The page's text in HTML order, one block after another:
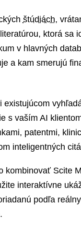
štúdiách,
ktorá sa
v hlavných
a kam smerujú
existujúcom
s vaším AI
patentmi,
inteligentných
kombinovať Scite
interaktívne
podľa